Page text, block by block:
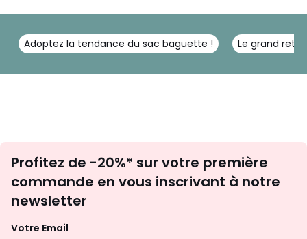
Adoptez la tendance du sac baguette ! Le grand
newsletter
Profitez de -20%* sur votre première
commande en vous inscrivant à notre
newsletter
Votre Email